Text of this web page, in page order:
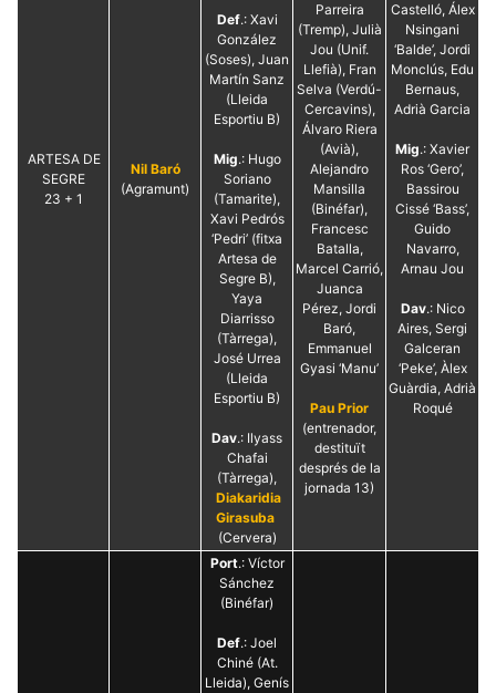
ARTESA DE
SEGRE
23 + 1
Nil Baró
(Agramunt)
Def.: Xavi
González
(Soses), Juan
Martín Sanz
(Lleida
Esportiu B)
Mig.: Hugo
Soriano
(Tamarite),
Xavi Pedrós
‘Pedri’ (fitxa
Artesa de
Segre B),
Yaya
Diarrisso
(Tàrrega),
José Urrea
(Lleida
Esportiu B)
Dav.: Ilyass
Chafai
(Tàrrega),
Diakaridia
Girasuba
(Cervera)
Parreira
(Tremp), Julià
Jou (Unif.
Llefià), Fran
Selva (Verdú-
Cercavins),
Álvaro Riera
(Avià),
Alejandro
Mansilla
(Binéfar),
Francesc
Batalla,
Marcel Carrió,
Juanca
Pérez, Jordi
Baró,
Emmanuel
Gyasi ‘Manu’
Pau Prior
(entrenador,
destituït
després de la
jornada 13)
Castelló, Álex
Nsingani
‘Balde’, Jordi
Monclús, Edu
Bernaus,
Adrià Garcia
Mig.: Xavier
Ros ‘Gero’,
Bassirou
Cissé ‘Bass’,
Guido
Navarro,
Arnau Jou
Dav.: Nico
Aires, Sergi
Galceran
‘Peke’, Àlex
Guàrdia, Adrià
Roqué
Port.: Víctor
Sánchez
(Binéfar)
Def.: Joel
Chiné (At.
Lleida), Genís
Estadístiques
Recopilem
dades
estadístiques
de manera
anònima d'ús
del lloc web
per a millorar
la funcionalitat
i la seva
estructura.
Experiència
d'usuari
components
tècnics del
nostre lloc web
dades en el seu
dispositiu que
permeten que el
lloc funcioni tan
bé com sigui
possible. Si
algunes
Màrqueting